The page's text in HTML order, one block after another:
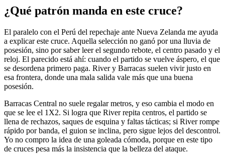
¿Qué patrón manda en este cruce?
El paralelo con el Perú del repechaje ante Nueva Zelanda me ayuda
a explicar este cruce. Aquella selección no ganó por una lluvia de
posesión, sino por saber leer el segundo rebote, el centro pasado y el
reloj. El parecido está ahí: cuando el partido se vuelve áspero, el que
se desordena primero paga. River y Barracas suelen vivir justo en
esa frontera, donde una mala salida vale más que una buena
posesión.
Barracas Central no suele regalar metros, y eso cambia el modo en
que se lee el 1X2. Si logra que River repita centros, el partido se
llena de rechazos, saques de esquina y faltas tácticas; si River rompe
rápido por banda, el guion se inclina, pero sigue lejos del descontrol.
Yo no compro la idea de una goleada cómoda, porque en este tipo
de cruces pesa más la insistencia que la belleza del ataque.